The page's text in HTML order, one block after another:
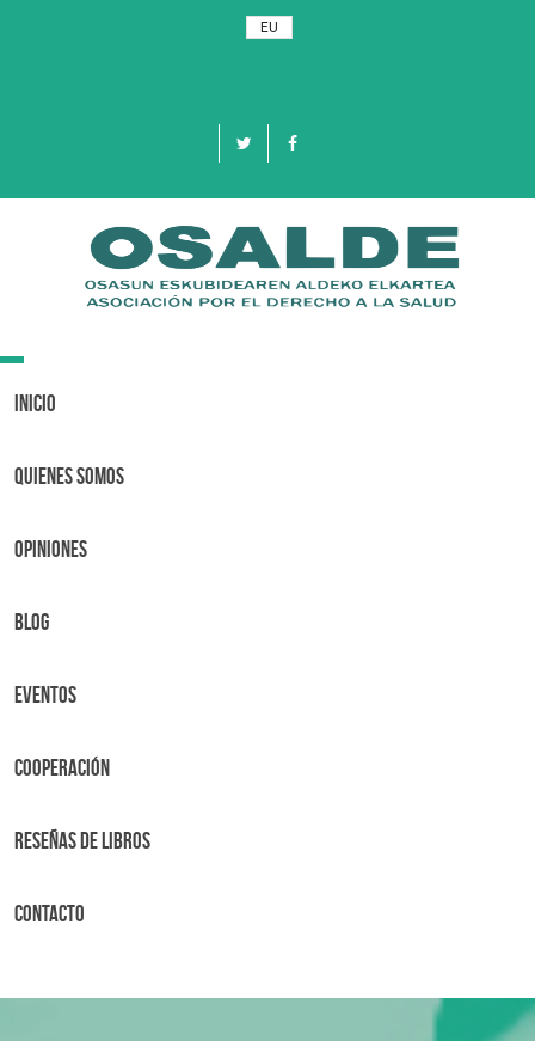
EU
Toggle
Inicio
Quienes Somos
OPINIONES
BLOG
Eventos
Cooperación
Reseñas de libros
Contacto